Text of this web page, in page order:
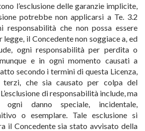
l’esclusione delle garanzie implicite,
potrebbe non applicarsi a Te. 3.2
responsabilità che non possa essere
il Concedente non soggiace a, ed
ogni responsabilità per perdita o
e in ogni momento causati a
secondo i termini di questa Licenza,
che sia causato per colpa del
di responsabilità include, ma
danno speciale, incidentale,
o esemplare. Tale esclusione si
il Concedente sia stato avvisato della